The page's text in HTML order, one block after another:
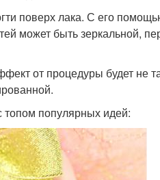
поверх лака. С его
может быть зеркальной,
от процедуры будет не
топом популярных идей: